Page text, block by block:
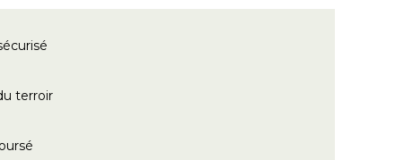
terroir